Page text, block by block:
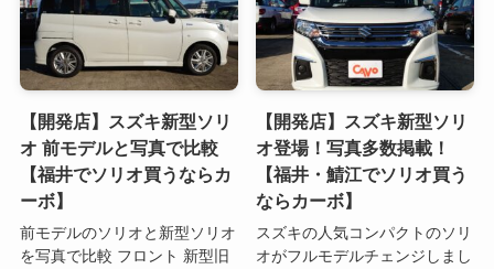
【開発店】スズキ新型ソリ
オ 前モデルと写真で比較
【福井でソリオ買うならカ
ーボ】
前モデルのソリオと新型ソリオ
を写真で比較 フロント 新型旧
【開発店】スズキ新型ソリ
オ登場！写真多数掲載！
【福井・鯖江でソリオ買う
ならカーボ】
スズキの人気コンパクトのソリ
オがフルモデルチェンジしまし